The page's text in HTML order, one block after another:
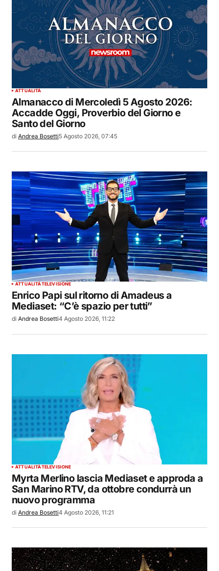
ATTUALITÀ
Almanacco di Mercoledì 5 Agosto 2026:
Accadde Oggi, Proverbio del Giorno e
Santo del Giorno
di Andrea Bosetti5 Agosto 2026, 07:45
ATTUALITÀTELEVISIONE
Enrico Papi sul ritorno di Amadeus a
Mediaset: “C’è spazio per tutti”
di Andrea Bosetti4 Agosto 2026, 11:22
ATTUALITÀTELEVISIONE
Myrta Merlino lascia Mediaset e approda a
San Marino RTV, da ottobre condurrà un
nuovo programma
di Andrea Bosetti4 Agosto 2026, 11:21